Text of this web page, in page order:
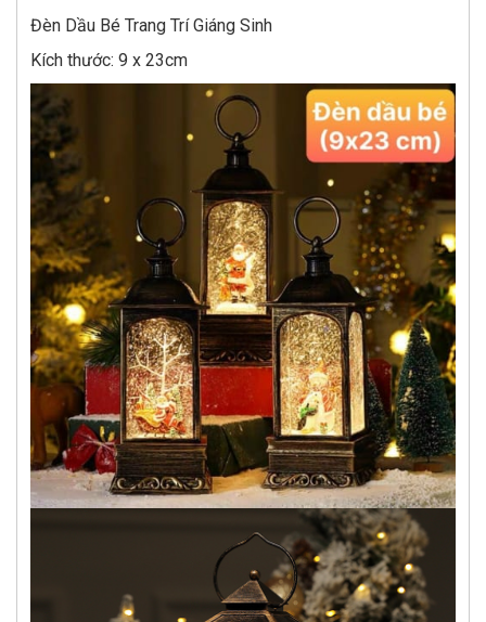
Đèn Dầu Bé Trang Trí Giáng Sinh
Kích thước: 9 x 23cm